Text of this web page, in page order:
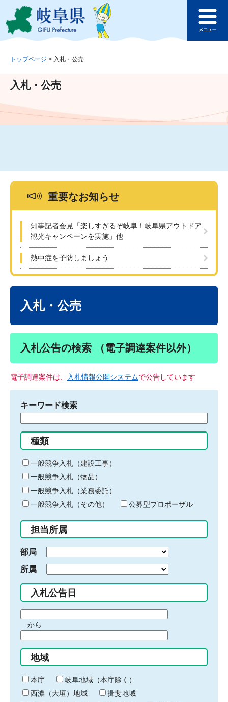
ジ
ュ
文
このページの本文へ
ュ
トップページ > 入札・公売
入札・公売
重要なお知らせ
知事記者会見「楽しすぎるぞ岐阜！岐阜県アウトドア
観光キャンペーンを実施」他
熱中症を予防しましょう
入札・公売
入札公告の検索 （電子調達案件以外）
電子調達案件は、 入札情報公開システムで公告しています
キーワード検索
る
キ
ー
ワ
ー
ド
入
力
種類
一般競争入札（建設工事）
一般競争入札（物品）
一般競争入札（業務委託）
一般競争入札（その他）
公募型プロポーザル
担当所属
部局
所属
入札公告日
間
始
り
から
間
終
わ
り
地域
本庁
岐阜地域（本庁除く）
西濃（大垣）地域
揖斐地域